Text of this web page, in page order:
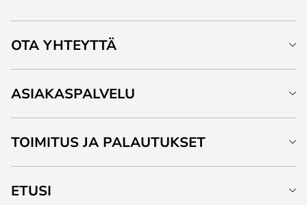
OTA YHTEYTTÄ
ASIAKASPALVELU
TOIMITUS JA PALAUTUKSET
ETUSI